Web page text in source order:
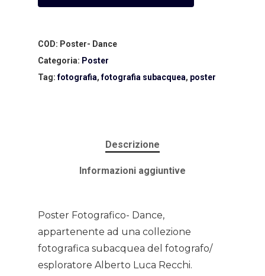
COD: Poster- Dance
Categoria: Poster
Tag:fotografia,fotografia subacquea, poster
Descrizione
Informazioni aggiuntive
Poster Fotografico- Dance,
appartenente ad una collezione
fotografica subacquea del fotografo/
esploratore Alberto Luca Recchi.
Home
About AL
News
Gallery